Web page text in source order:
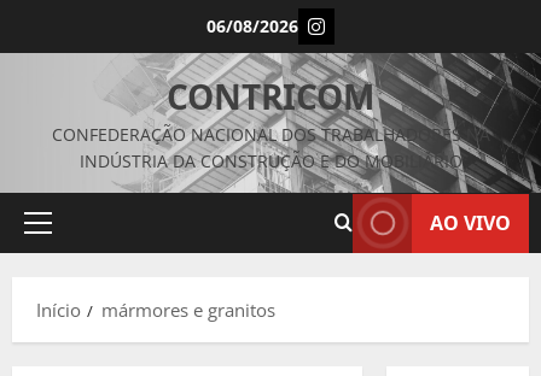
06/08/2026 Instagram
CONTRICOM
CONFEDERAÇÃO NACIONAL DOS TRABALHADORES NA
INDÚSTRIA DA CONSTRUÇÃO E DO MOBILIÁRIO
Menu
AO VIVO
Início mármores e granitos